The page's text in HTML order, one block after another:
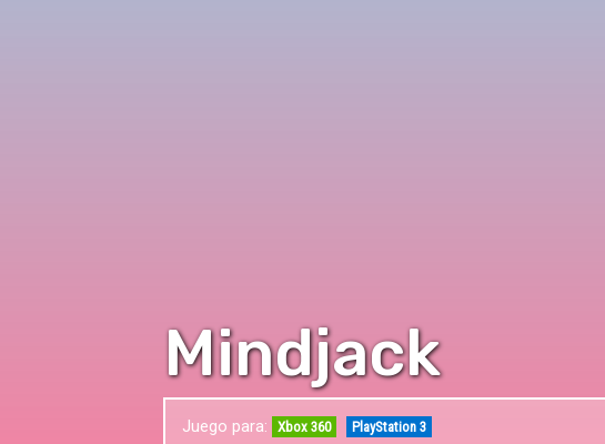
Mindjack
Juego para: Xbox 360 PlayStation 3